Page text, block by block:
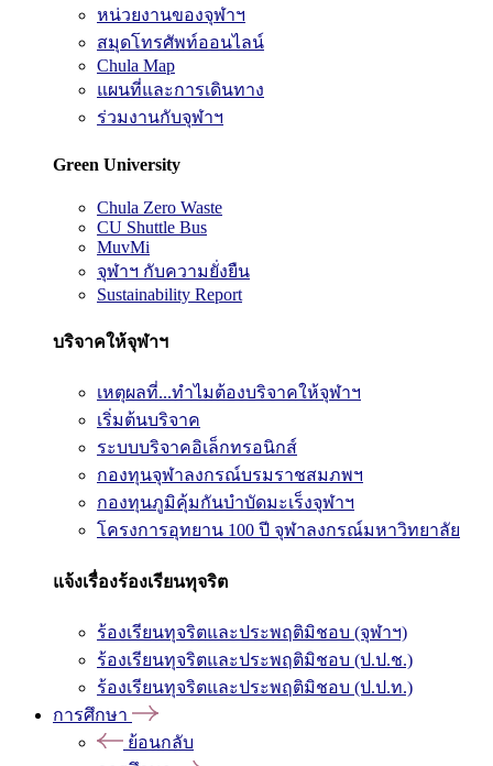
หน่วยงานของจุฬาฯ
สมุดโทรศัพท์ออนไลน์
Chula Map
แผนที่และการเดินทาง
ร่วมงานกับจุฬาฯ
Green University
Chula Zero Waste
CU Shuttle Bus
MuvMi
จุฬาฯ กับความยั่งยืน
Sustainability Report
บริจาคให้จุฬาฯ
เหตุผลที่...ทำไมต้องบริจาคให้จุฬาฯ
เริ่มต้นบริจาค
ระบบบริจาคอิเล็กทรอนิกส์
กองทุนจุฬาลงกรณ์บรมราชสมภพฯ
กองทุนภูมิคุ้มกันบำบัดมะเร็งจุฬาฯ
โครงการอุทยาน 100 ปี จุฬาลงกรณ์มหาวิทยาลัย
แจ้งเรื่องร้องเรียนทุจริต
ร้องเรียนทุจริตและประพฤติมิชอบ (จุฬาฯ)
ร้องเรียนทุจริตและประพฤติมิชอบ (ป.ป.ช.)
ร้องเรียนทุจริตและประพฤติมิชอบ (ป.ป.ท.)
การศึกษา
ย้อนกลับ